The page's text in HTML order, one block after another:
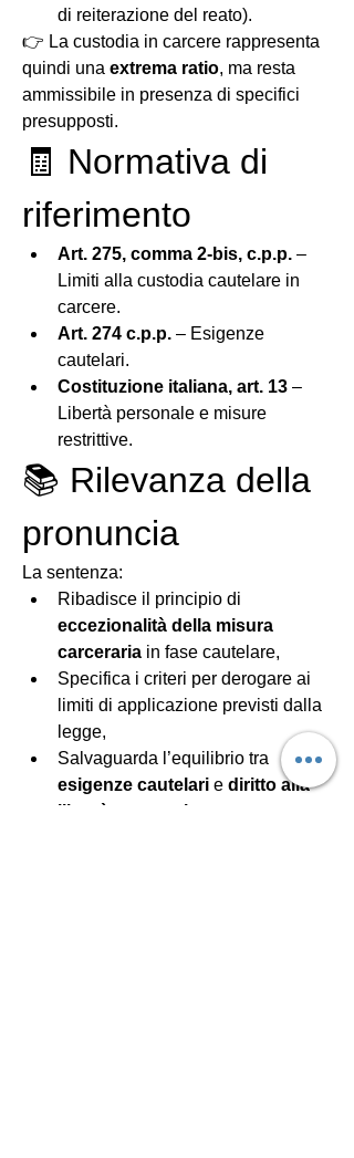
di reiterazione del reato).
👉 La custodia in carcere rappresenta
quindi una extrema ratio, ma resta
ammissibile in presenza di specifici
presupposti.
🧾 Normativa di
riferimento
Art. 275, comma 2-bis, c.p.p. –
Limiti alla custodia cautelare in
carcere.
Art. 274 c.p.p. – Esigenze
cautelari.
Costituzione italiana, art. 13 –
Libertà personale e misure
restrittive.
📚 Rilevanza della
pronuncia
La sentenza:
eccezionalità della misura
carceraria in fase cautelare,
Specifica i criteri per derogare ai
limiti di applicazione previsti dalla
legge,
esigenze cautelari e diritto alla
libertà personale